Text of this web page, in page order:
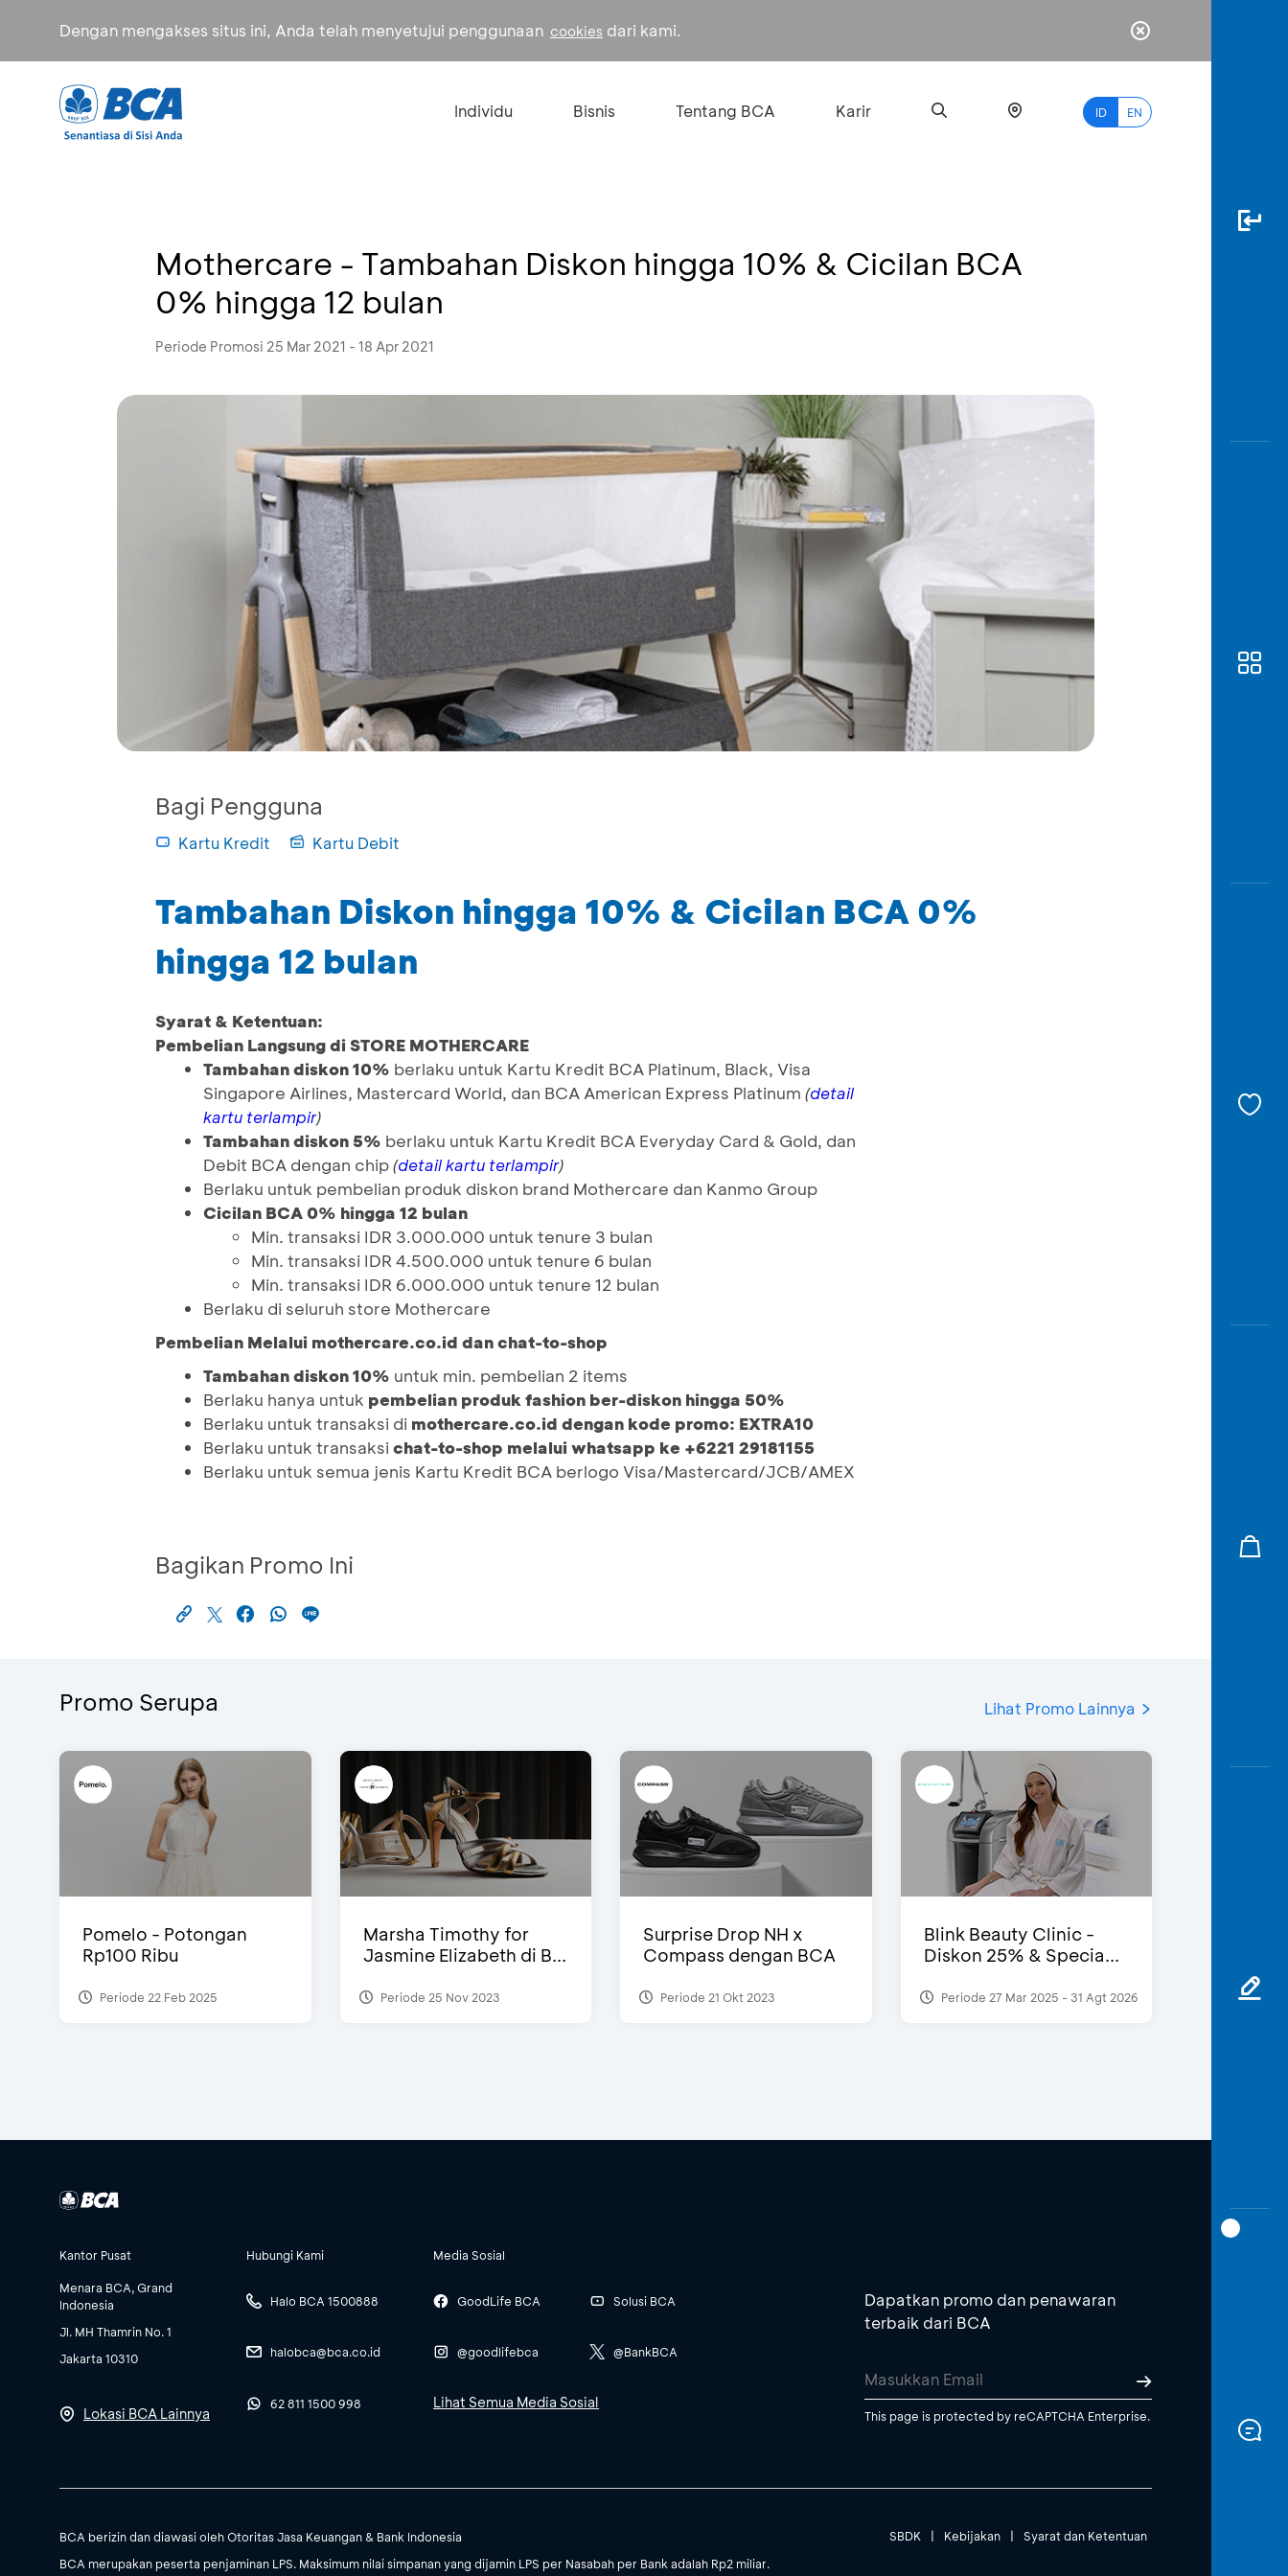
Dengan mengakses situs ini, Anda telah menyetujui penggunaan cookies dari kami.
Individu Bisnis Tentang BCA Karir ID EN
Mothercare - Tambahan Diskon hingga 10% & Cicilan BCA
0% hingga 12 bulan
Periode Promosi 25 Mar 2021 - 18 Apr 2021
Bagi Pengguna
Kartu Kredit Kartu Debit
Tambahan Diskon hingga 10% & Cicilan BCA 0%
hingga 12 bulan
Syarat & Ketentuan:
Pembelian Langsung di STORE MOTHERCARE
Tambahan diskon 10% berlaku untuk Kartu Kredit BCA Platinum, Black, Visa
Singapore Airlines, Mastercard World, dan BCA American Express Platinum (detail
kartu terlampir)
Tambahan diskon 5% berlaku untuk Kartu Kredit BCA Everyday Card & Gold, dan
Debit BCA dengan chip(detail kartu terlampir)
Berlaku untuk pembelian produk diskon brand Mothercare dan Kanmo Group
Cicilan BCA 0% hingga 12 bulan
Min. transaksi IDR 3.000.000 untuk tenure 3 bulan
Min. transaksi IDR 4.500.000 untuk tenure 6 bulan
Min. transaksi IDR 6.000.000 untuk tenure 12 bulan
Berlaku di seluruh store Mothercare
Pembelian Melalui mothercare.co.id dan chat-to-shop
Tambahan diskon 10% untuk min. pembelian 2 items
Berlaku hanya untuk pembelian produk fashion ber-diskon hingga 50%
Berlaku untuk transaksi di mothercare.co.id dengan kode promo: EXTRA10
Berlaku untuk transaksichat-to-shop melalui whatsapp ke +6221 29181155
Berlaku untuk semua jenis Kartu Kredit BCA berlogo Visa/Mastercard/JCB/AMEX
Bagikan Promo Ini
Promo Serupa Lihat Promo Lainnya
Pomelo - Potongan
Rp100 Ribu
Periode 22 Feb 2025
Marsha Timothy for
Jasmine Elizabeth di B...
Periode 25 Nov 2023
Surprise Drop NH x
Compass dengan BCA
Periode 21 Okt 2023
Blink Beauty Clinic -
Diskon 25% & Specia...
Periode 27 Mar 2025 - 31 Agt 2026
Kantor Pusat
Menara BCA, Grand
Indonesia
Jl. MH Thamrin No. 1
Jakarta 10310
Lokasi BCA Lainnya
Hubungi Kami
Halo BCA 1500888
halobca@bca.co.id
62 811 1500 998
Media Sosial
GoodLife BCA
@goodlifebca
Solusi BCA
@BankBCA
Lihat Semua Media Sosial
Dapatkan promo dan penawaran
terbaik dari BCA
This page is protected by reCAPTCHA Enterprise.
SBDK | Kebijakan | Syarat dan Ketentuan
BCA berizin dan diawasi oleh Otoritas Jasa Keuangan & Bank Indonesia
BCA merupakan peserta penjaminan LPS. Maksimum nilai simpanan yang dijamin LPS per Nasabah per Bank adalah Rp2 miliar.